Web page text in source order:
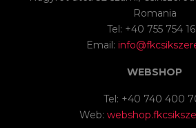
Romania
Tel: +40 755 754
Email:
WEBSHOP
Tel: +40 740 400
Web: